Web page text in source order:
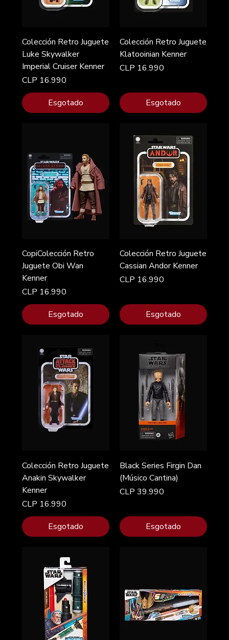
Colección Retro Juguete
Luke Skywalker
Imperial Cruiser Kenner
Preço
CLP 16.990
Esgotado
Colección Retro Juguete
Klatooinian Kenner
Preço
CLP 16.990
Esgotado
CopiColección Retro
Juguete Obi Wan
Kenner
Preço
CLP 16.990
Esgotado
Colección Retro Juguete
Cassian Andor Kenner
Preço
CLP 16.990
Esgotado
Colección Retro Juguete
Anakin Skywalker
Kenner
Preço
CLP 16.990
Esgotado
Black Series Firgin Dan
(Músico Cantina)
Preço
CLP 39.990
Esgotado